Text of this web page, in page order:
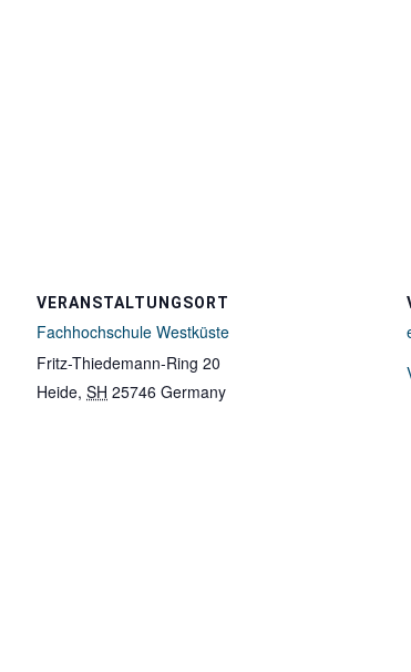
VERANSTALTUNGSORT
Fachhochschule Westküste
Fritz-Thiedemann-Ring 20
Heide, SH 25746 Germany